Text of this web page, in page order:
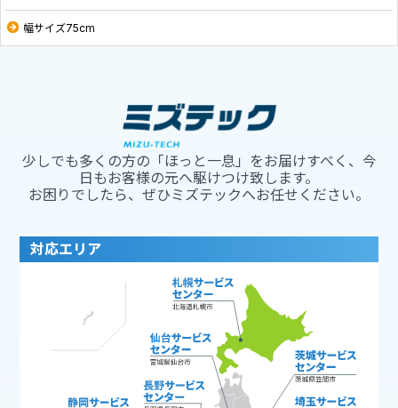
幅サイズ75cm
少しでも多くの方の「ほっと一息」をお届けすべく、今
日もお客様の元へ駆けつけ致します。
お困りでしたら、ぜひミズテックへお任せください。
対応エリア